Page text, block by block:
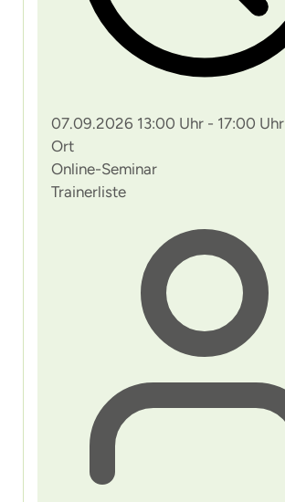
07.09.2026 13:00 Uhr - 17:00 Uhr
Ort
Online-Seminar
Trainerliste